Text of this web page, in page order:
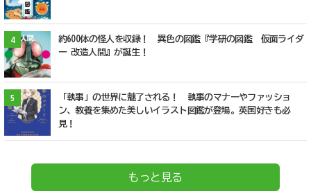
4
約600体の怪人を収録！ 異色の図鑑『学研の図鑑 仮面ライダ
ー 改造人間』が誕生！
5
「執事」の世界に魅了される！ 執事のマナーやファッショ
ン、教養を集めた美しいイラスト図鑑が登場。英国好きも必
見！
もっと見る